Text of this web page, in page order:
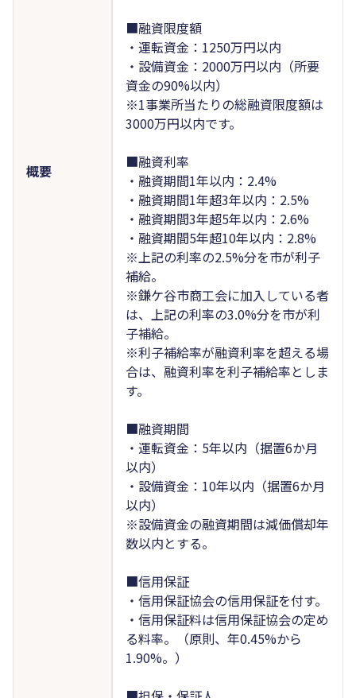
概要
■融資限度額
・運転資金：1250万円以内
・設備資金：2000万円以内（所要
資金の90%以内）
※1事業所当たりの総融資限度額は
3000万円以内です。
■融資利率
・融資期間1年以内：2.4%
・融資期間1年超3年以内：2.5%
・融資期間3年超5年以内：2.6%
・融資期間5年超10年以内：2.8%
※上記の利率の2.5%分を市が利子
補給。
※鎌ケ谷市商工会に加入している者
は、上記の利率の3.0%分を市が利
子補給。
※利子補給率が融資利率を超える場
合は、融資利率を利子補給率としま
す。
■融資期間
・運転資金：5年以内（据置6か月
以内）
・設備資金：10年以内（据置6か月
以内）
※設備資金の融資期間は減価償却年
数以内とする。
■信用保証
・信用保証協会の信用保証を付す。
・信用保証料は信用保証協会の定め
る料率。（原則、年0.45%から
1.90%。）